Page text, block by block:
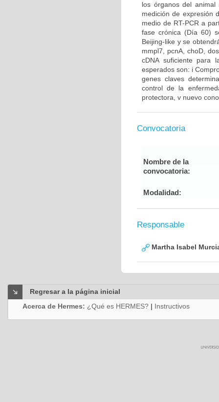
los órganos del animal
medición de expresión
medio de RT-PCR a
fase crónica (Día 60)
Beijing-like y se
mmpl7, pcnA, choD,
cDNA suficiente para
esperados son: i
genes claves
control de la
protectora, v nuevo
Convocatoria
Nombre de la
convocatoria:
Modalidad:
Responsable
Martha Isabel
Regresar a la página inicial
Acerca de Hermes: ¿Qué es HERMES? | Instructivos